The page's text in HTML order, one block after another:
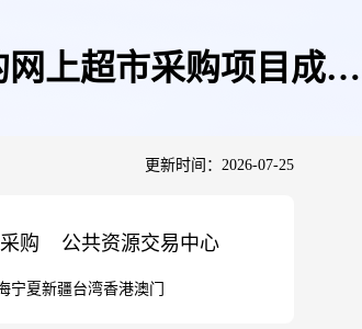
上超市采购项目成交
更新时间：2026-07-25
购 公共资源交易中心
宁夏新疆台湾香港澳门